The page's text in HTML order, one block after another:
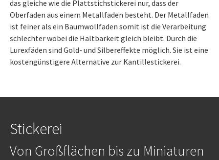
das gleiche wie die Plattstichstickerei nur, dass der
Oberfaden aus einem Metallfaden besteht. Der Metallfaden
ist feiner als ein Baumwollfaden somit ist die Verarbeitung
schlechter wobei die Haltbarkeit gleich bleibt. Durch die
Lurexfäden sind Gold- und Silbereffekte möglich. Sie ist eine
kostengünstigere Alternative zur Kantillestickerei.
Stickerei
Von Großflächen bis zu Miniaturen